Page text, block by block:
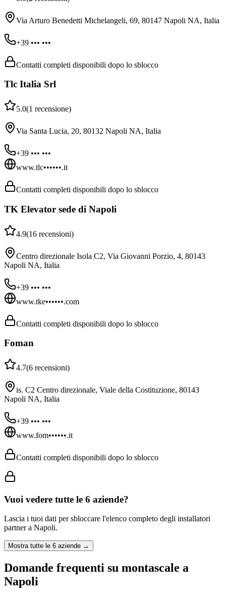
Via Arturo Benedetti Michelangeli, 69, 80147 Napoli NA, Italia
+39 ••• •••
Contatti completi disponibili dopo lo sblocco
Tlc Italia Srl
5.0(1 recensione)
Via Santa Lucia, 20, 80132 Napoli NA, Italia
+39 ••• •••
www.tlc••••••.it
Contatti completi disponibili dopo lo sblocco
TK Elevator sede di Napoli
4.9(16 recensioni)
Centro direzionale Isola C2, Via Giovanni Porzio, 4, 80143
Napoli NA, Italia
+39 ••• •••
www.tke••••••.com
Contatti completi disponibili dopo lo sblocco
Foman
4.7(6 recensioni)
is. C2 Centro direzionale, Viale della Costituzione, 80143
Napoli NA, Italia
+39 ••• •••
www.fom••••••.it
Contatti completi disponibili dopo lo sblocco
Vuoi vedere tutte le 6 aziende?
Lascia i tuoi dati per sbloccare l'elenco completo degli installatori
partner a Napoli.
Mostra tutte le 6 aziende →
Domande frequenti su montascale a
Napoli